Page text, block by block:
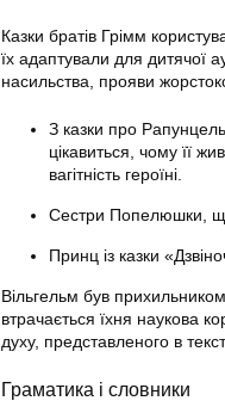
Казки братів Грімм
їх адаптували для дитячої
насильства, прояви
З казки про
цікавиться, чому її
вагітність героїні.
Сестри Попелюшки,
Принц із казки
Вільгельм був
втрачається їхня наукова
духу, представленого в
Граматика і словники